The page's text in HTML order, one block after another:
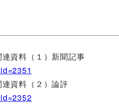
資料（１）新聞記事
資料（２）論評